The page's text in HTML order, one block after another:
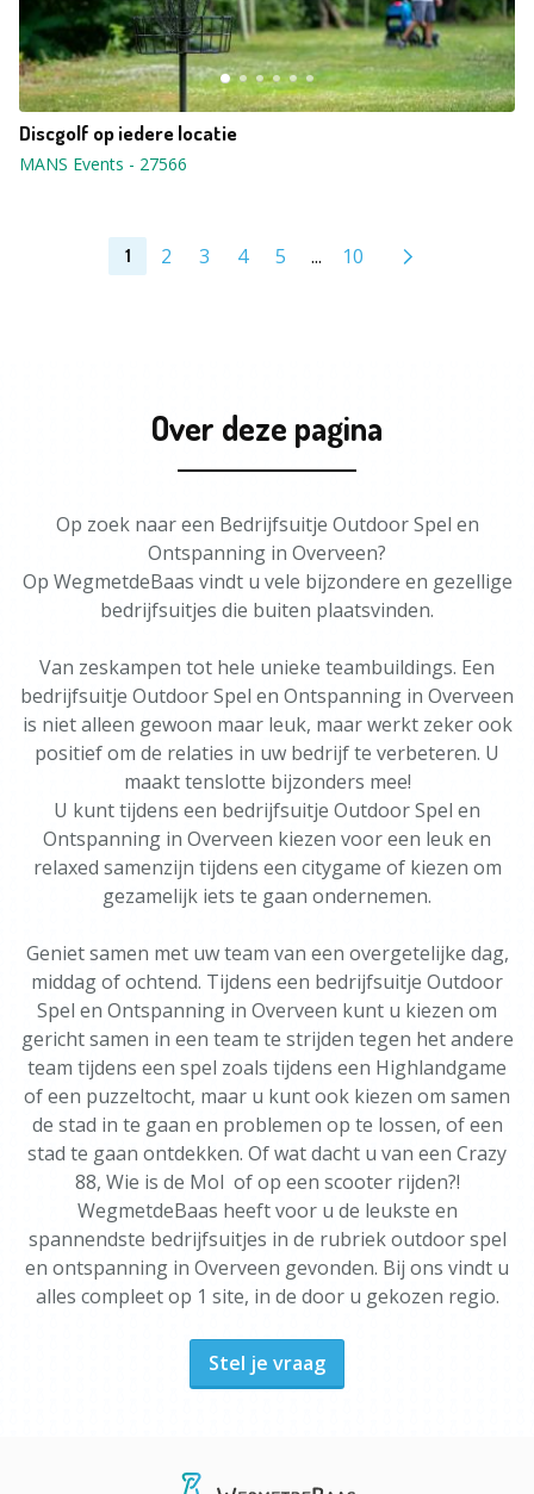
Discgolf op iedere locatie
MANS Events - 27566
1 2 3 4 5 ... 10
Over deze pagina
Op zoek naar een Bedrijfsuitje Outdoor Spel en
Ontspanning in Overveen?
Op WegmetdeBaas vindt u vele bijzondere en gezellige
bedrijfsuitjes die buiten plaatsvinden.
Van zeskampen tot hele unieke teambuildings. Een
bedrijfsuitje Outdoor Spel en Ontspanning in Overveen
is niet alleen gewoon maar leuk, maar werkt zeker ook
positief om de relaties in uw bedrijf te verbeteren. U
maakt tenslotte bijzonders mee!
U kunt tijdens een bedrijfsuitje Outdoor Spel en
Ontspanning in Overveen kiezen voor een leuk en
relaxed samenzijn tijdens een citygame of kiezen om
gezamelijk iets te gaan ondernemen.
Geniet samen met uw team van een overgetelijke dag,
middag of ochtend. Tijdens een bedrijfsuitje Outdoor
Spel en Ontspanning in Overveen kunt u kiezen om
gericht samen in een team te strijden tegen het andere
team tijdens een spel zoals tijdens een Highlandgame
of een puzzeltocht, maar u kunt ook kiezen om samen
de stad in te gaan en problemen op te lossen, of een
stad te gaan ontdekken. Of wat dacht u van een Crazy
88, Wie is de Mol of op een scooter rijden?!
WegmetdeBaas heeft voor u de leukste en
spannendste bedrijfsuitjes in de rubriek outdoor spel
en ontspanning in Overveen gevonden. Bij ons vindt u
alles compleet op 1 site, in de door u gekozen regio.
Stel je vraag